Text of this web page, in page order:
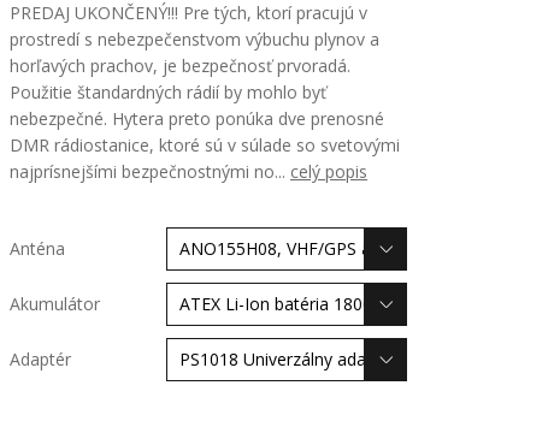
PREDAJ UKONČENÝ!!! Pre tých, ktorí pracujú v
prostredí s nebezpečenstvom výbuchu plynov a
horľavých prachov, je bezpečnosť prvoradá.
Použitie štandardných rádií by mohlo byť
nebezpečné. Hytera preto ponúka dve prenosné
DMR rádiostanice, ktoré sú v súlade so svetovými
najprísnejšími bezpečnostnými no... celý popis
Anténa
Akumulátor
Adaptér